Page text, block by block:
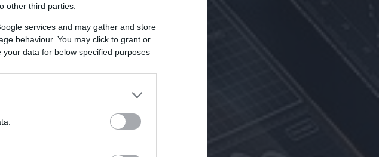
other third parties.
services and may gather and store
behaviour. You may click to grant or
data for below specified purposes